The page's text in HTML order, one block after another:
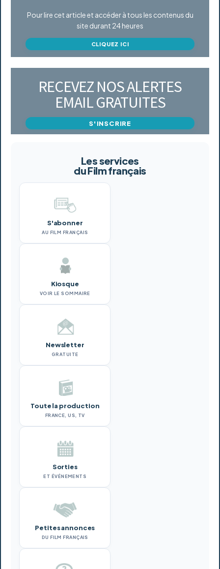
Pour lire cet article et accéder à tous les contenus du
site durant 24 heures
CLIQUEZ ICI
RECEVEZ NOS ALERTES
EMAIL GRATUITES
S'INSCRIRE
Les services
du Film français
S'abonner
AU FILM FRANÇAIS
Kiosque
VOIR LE SOMMAIRE
Newsletter
GRATUITE
Toute la production
FRANCE, US, TV
Sorties
ET ÉVÉNEMENTS
Petites annonces
DU FILM FRANÇAIS